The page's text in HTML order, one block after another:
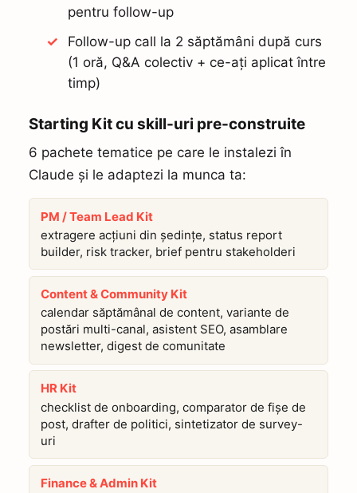
pentru follow-up
Follow-up call la 2 săptămâni după curs
(1 oră, Q&A colectiv + ce-ați aplicat între
timp)
Starting Kit cu skill-uri pre-construite
6 pachete tematice pe care le instalezi în
Claude și le adaptezi la munca ta:
PM / Team Lead Kit
extragere acțiuni din ședințe, status report
builder, risk tracker, brief pentru stakeholderi
Content & Community Kit
calendar săptămânal de content, variante de
postări multi-canal, asistent SEO, asamblare
newsletter, digest de comunitate
HR Kit
checklist de onboarding, comparator de fișe de
post, drafter de politici, sintetizator de survey-
uri
Finance & Admin Kit